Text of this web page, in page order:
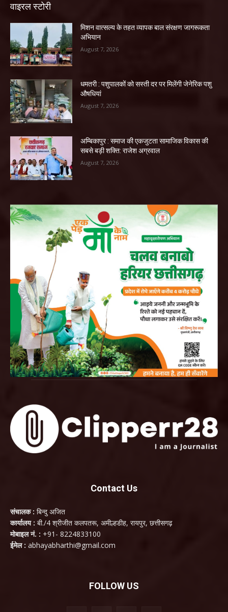
वाइरल स्टोरी
मिशन वात्सल्य के तहत व्यापक बाल संरक्षण जागरूकता
अभियान
August 7, 2026
धमतरी : पशुपालकों को सस्ती दर पर मिलेंगी जेनेरिक पशु
औषधियां
August 7, 2026
अम्बिकापुर : समाज की एकजुटता सामाजिक विकास की
सबसे बड़ी शक्ति: राजेश अग्रवाल
August 7, 2026
Contact Us
संचालक : बिन्दु अजित
कार्यालय : बी./4 श्रीजीत कलपतरू, अमील्हडीह, रायपुर, छत्तीसगढ़
मोबाइल नं. : +91- 8224833100
ईमेल : abhayabharthi@gmail.com
FOLLOW US